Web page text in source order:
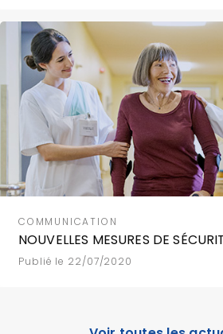
COMMUNICATION
NOUVELLES MESURES DE
Publié le 22/07/2020